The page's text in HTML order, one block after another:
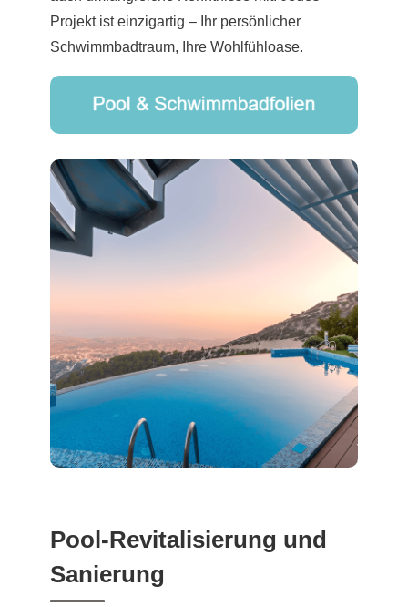
Projekt ist einzigartig – Ihr persönlicher
Schwimmbadtraum, Ihre Wohlfühloase.
Pool-Revitalisierung und
Sanierung